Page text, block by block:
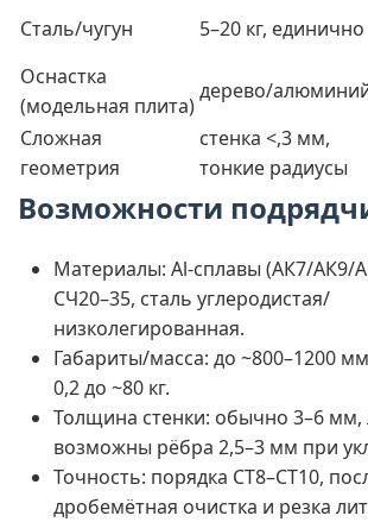
Сталь/чугун
5–20 кг, единично
Оснастка
(модельная плита)
дерево/
Сложная
геометрия
стенка <,3 мм,
тонкие радиусы
Возможности
Материалы: Al-сплавы (АК7/АК9/
СЧ20–35, сталь углеродистая/
низколегированная.
Габариты/масса: до ~800–1200
0,2 до ~80 кг.
Толщина стенки: обычно 3–6 мм,
возможны рёбра 2,5–3 мм при
Точность: порядка CT8–CT10,
дробемётная очистка и резка